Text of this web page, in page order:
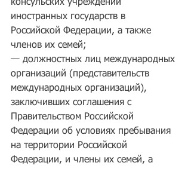
консульских учреждений
иностранных государств в
Российской Федерации, а также
членов их семей;
— должностных лиц международных
организаций (представительств
международных организаций),
заключивших соглашения с
Правительством Российской
Федерации об условиях пребывания
на территории Российской
Федерации, и члены их семей, а